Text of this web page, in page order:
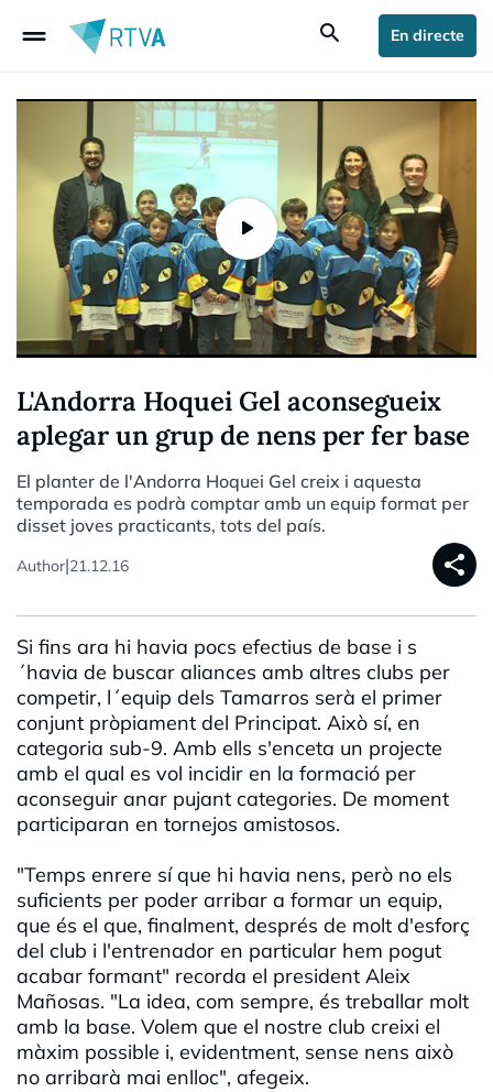
drag_handle search En directe
L'Andorra Hoquei Gel aconsegueix
aplegar un grup de nens per fer base
El planter de l'Andorra Hoquei Gel creix i aquesta
temporada es podrà comptar amb un equip format per
disset joves practicants, tots del país.
Author|21.12.16 share
Si fins ara hi havia pocs efectius de base i s
´havia de buscar aliances amb altres clubs per
competir, l´equip dels Tamarros serà el primer
conjunt pròpiament del Principat. Això sí, en
categoria sub-9. Amb ells s'enceta un projecte
amb el qual es vol incidir en la formació per
aconseguir anar pujant categories. De moment
participaran en tornejos amistosos.
"Temps enrere sí que hi havia nens, però no els
suficients per poder arribar a formar un equip,
que és el que, finalment, després de molt d'esforç
del club i l'entrenador en particular hem pogut
acabar formant" recorda el president Aleix
Mañosas. "La idea, com sempre, és treballar molt
amb la base. Volem que el nostre club creixi el
màxim possible i, evidentment, sense nens això
no arribarà mai enlloc", afegeix.